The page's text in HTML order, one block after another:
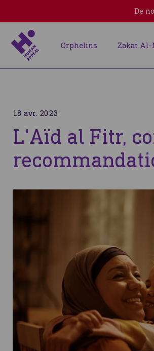
De
Orphelins Zakat Al-
18 avr. 2023
L'Aïd al Fitr,